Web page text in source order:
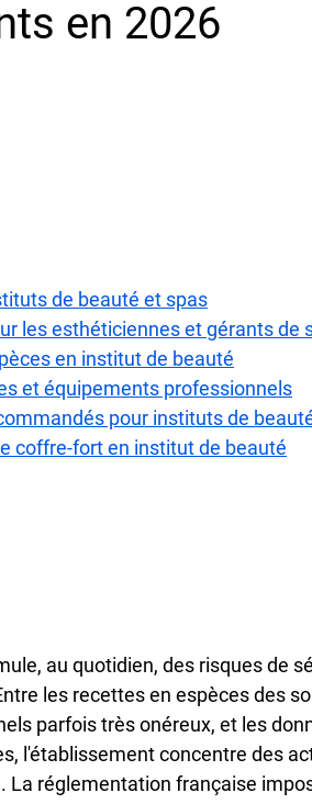
en 2026
de beauté et spas
les esthéticiennes et gérants de
en institut de beauté
et équipements professionnels
pour instituts de
coffre-fort en institut de beauté
au quotidien, des risques de
les recettes en espèces des
parfois très onéreux, et les
l'établissement concentre des
La réglementation française